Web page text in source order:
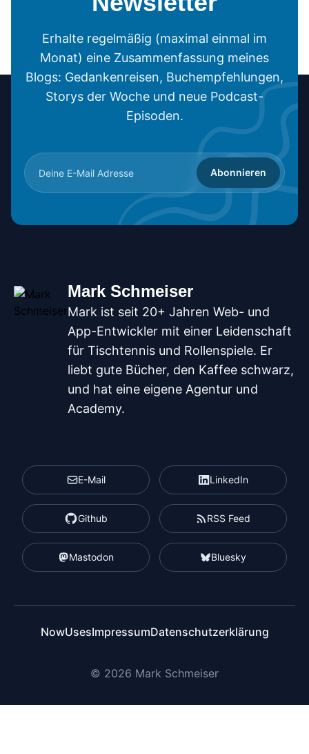
Erhalte regelmäßig (maximal einmal im
Monat) eine Zusammenfassung meines
Blogs: Gedankenreisen, Buchempfehlungen,
Storys der Woche und neue Podcast-
Episoden.
Abonnieren
Mark Schmeiser
Mark ist seit 20+ Jahren Web- und
App-Entwickler mit einer Leidenschaft
für Tischtennis und Rollenspiele. Er
liebt gute Bücher, den Kaffee schwarz,
und hat eine eigene Agentur und
Academy.
E-Mail LinkedIn
Github RSS Feed
Mastodon Bluesky
NowUsesImpressumDatenschutzerklärung
© 2026 Mark Schmeiser